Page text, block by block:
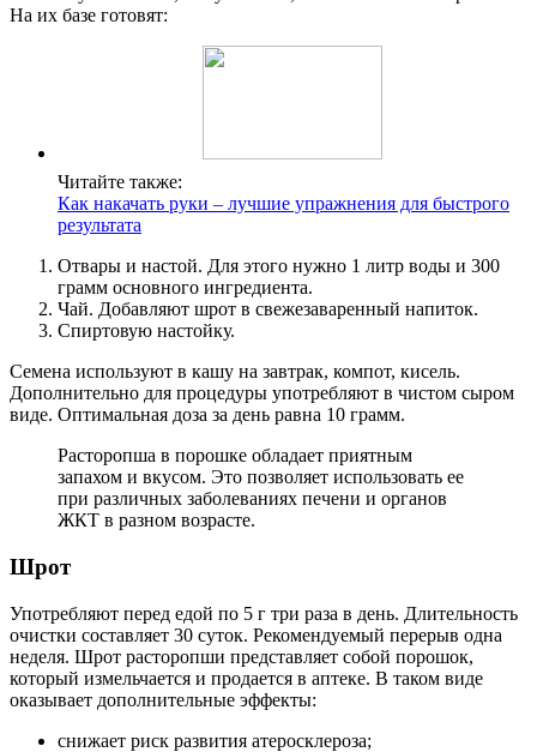
На их базе готовят:
Читайте также:
Как накачать руки – лучшие упражнения для быстрого
результата
Отвары и настой. Для этого нужно 1 литр воды и 300
грамм основного ингредиента.
Чай. Добавляют шрот в свежезаваренный напиток.
Спиртовую настойку.
Семена используют в кашу на завтрак, компот, кисель.
Дополнительно для процедуры употребляют в чистом сыром
виде. Оптимальная доза за день равна 10 грамм.
Расторопша в порошке обладает приятным
запахом и вкусом. Это позволяет использовать ее
при различных заболеваниях печени и органов
ЖКТ в разном возрасте.
Шрот
Употребляют перед едой по 5 г три раза в день. Длительность
очистки составляет 30 суток. Рекомендуемый перерыв одна
неделя. Шрот расторопши представляет собой порошок,
который измельчается и продается в аптеке. В таком виде
оказывает дополнительные эффекты:
снижает риск развития атеросклероза;